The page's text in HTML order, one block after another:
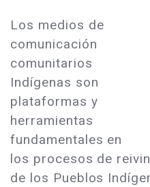
Los medios de
comunicación
comunitarios
Indígenas son
plataformas y
herramientas
fundamentales en
los procesos de
de los Pueblos